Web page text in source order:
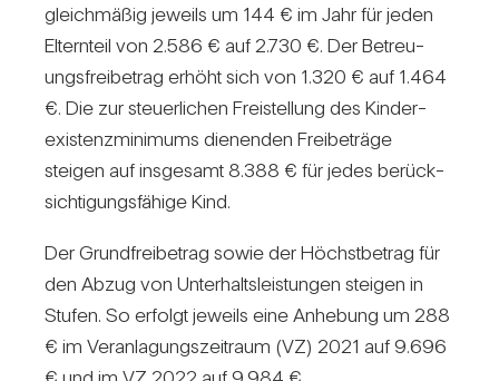
gleich­mäßig jeweils um 144 € im Jahr für jeden
Eltern­teil von 2.586 € auf 2.730 €. Der Betreu­
ungs­frei­be­trag erhöht sich von 1.320 € auf 1.464
€. Die zur steu­er­li­chen Frei­stel­lung des Kin­der­
exis­tenz­mi­ni­mums die­nenden Frei­be­träge
steigen auf ins­ge­samt 8.388 € für jedes berück­
sich­ti­gungs­fä­hige Kind.
Der Grund­frei­be­trag sowie der Höchst­be­trag für
den Abzug von Unter­halts­leis­tungen steigen in
Stufen. So erfolgt jeweils eine Anhe­bung um 288
€ im Ver­an­la­gungs­zeit­raum (VZ) 2021 auf 9.696